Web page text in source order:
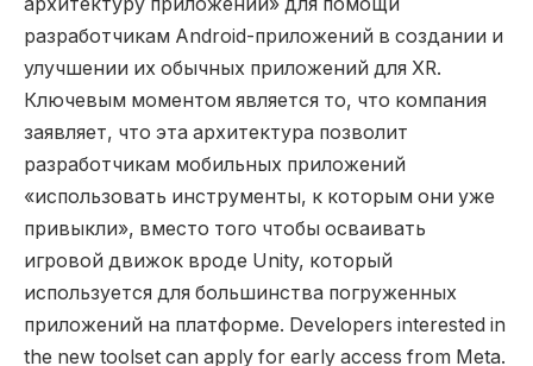
разработчикам Android-приложений в создании и
улучшении их обычных приложений для XR.
Ключевым моментом является то, что компания
заявляет, что эта архитектура позволит
разработчикам мобильных приложений
«использовать инструменты, к которым они уже
привыкли», вместо того чтобы осваивать
игровой движок вроде Unity, который
используется для большинства погруженных
приложений на платформе. Developers interested in
the new toolset can apply for early access from Meta.